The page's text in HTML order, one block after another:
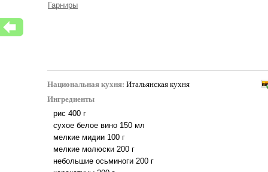
Гарниры
Национальная кухня: Итальянская кухня
Ингредиенты
рис 400 г
сухое белое вино 150 мл
мелкие мидии 100 г
мелкие молюски 200 г
небольшие осьминоги 200 г